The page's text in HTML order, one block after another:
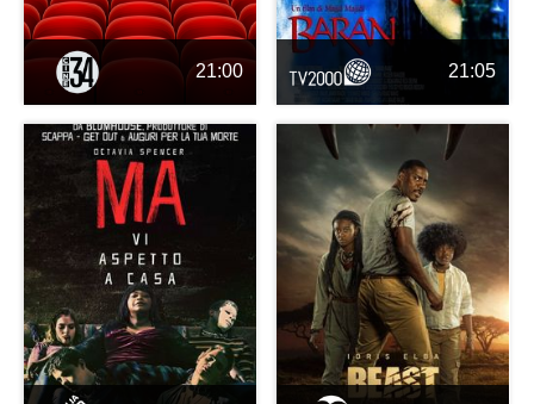
21:00 21:05